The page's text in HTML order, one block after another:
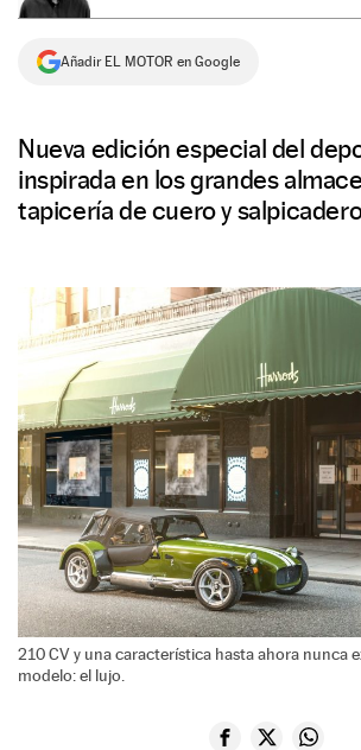
Añadir EL MOTOR en Google
Nueva edición especial del
inspirada en los grandes
tapicería de cuero y
210 CV y una característica hasta ahora nunca
modelo: el lujo.